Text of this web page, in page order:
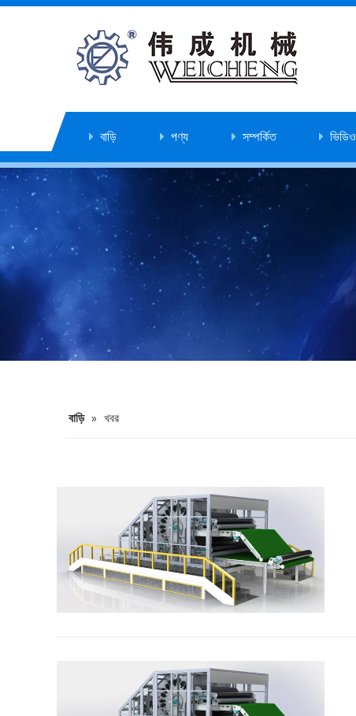
বাড়ি পণ্য সম্পর্কিত ভিডিও
বাড়ি » খবর